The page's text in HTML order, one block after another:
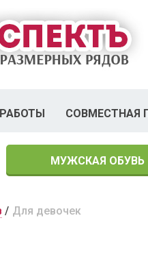
СОВМЕСТНАЯ
МУЖСКАЯ ОБУВЬ
Для девочек